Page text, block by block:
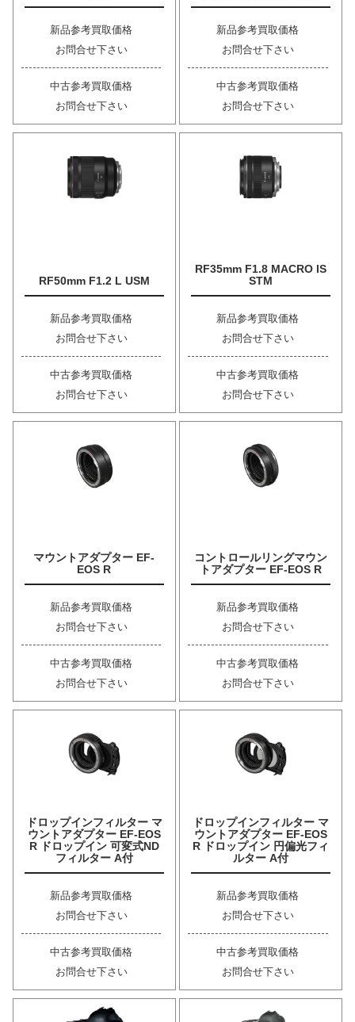
新品参考買取価格
お問合せ下さい
中古参考買取価格
お問合せ下さい
新品参考買取価格
お問合せ下さい
中古参考買取価格
お問合せ下さい
RF50mm F1.2 L USM
新品参考買取価格
お問合せ下さい
中古参考買取価格
お問合せ下さい
RF35mm F1.8 MACRO IS
STM
新品参考買取価格
お問合せ下さい
中古参考買取価格
お問合せ下さい
マウントアダプター EF-
EOS R
新品参考買取価格
お問合せ下さい
中古参考買取価格
お問合せ下さい
コントロールリングマウン
トアダプター EF-EOS R
新品参考買取価格
お問合せ下さい
中古参考買取価格
お問合せ下さい
ドロップインフィルター マ
ウントアダプター EF-EOS
R ドロップイン 可変式ND
フィルター A付
新品参考買取価格
お問合せ下さい
中古参考買取価格
お問合せ下さい
ドロップインフィルター マ
ウントアダプター EF-EOS
R ドロップイン 円偏光フィ
ルター A付
新品参考買取価格
お問合せ下さい
中古参考買取価格
お問合せ下さい